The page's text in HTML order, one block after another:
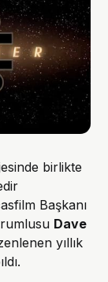
birlikte
Başkanı
Dave
yıllık